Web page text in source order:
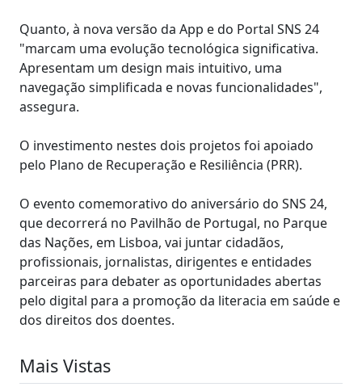
Quanto, à nova versão da App e do Portal SNS 24
"marcam uma evolução tecnológica significativa.
Apresentam um design mais intuitivo, uma
navegação simplificada e novas funcionalidades",
assegura.
O investimento nestes dois projetos foi apoiado
pelo Plano de Recuperação e Resiliência (PRR).
O evento comemorativo do aniversário do SNS 24,
que decorrerá no Pavilhão de Portugal, no Parque
das Nações, em Lisboa, vai juntar cidadãos,
profissionais, jornalistas, dirigentes e entidades
parceiras para debater as oportunidades abertas
pelo digital para a promoção da literacia em saúde e
dos direitos dos doentes.
Mais Vistas